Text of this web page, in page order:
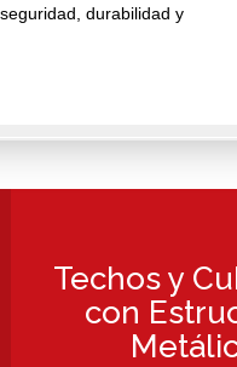
durabilidad y
Techos y
con